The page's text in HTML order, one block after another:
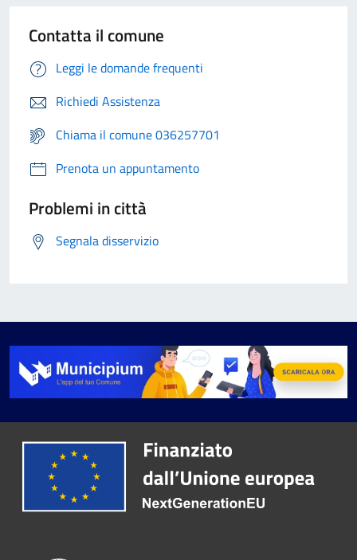
Contatta il comune
Leggi le domande frequenti
Richiedi Assistenza
Chiama il comune 036257701
Prenota un appuntamento
Problemi in città
Segnala disservizio